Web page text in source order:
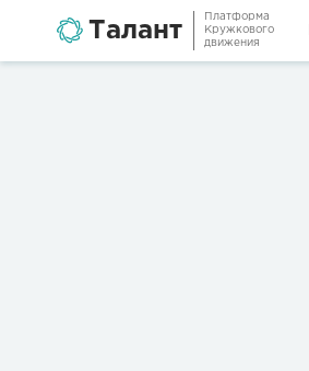
Талант
Платформа
Кружкового
движения